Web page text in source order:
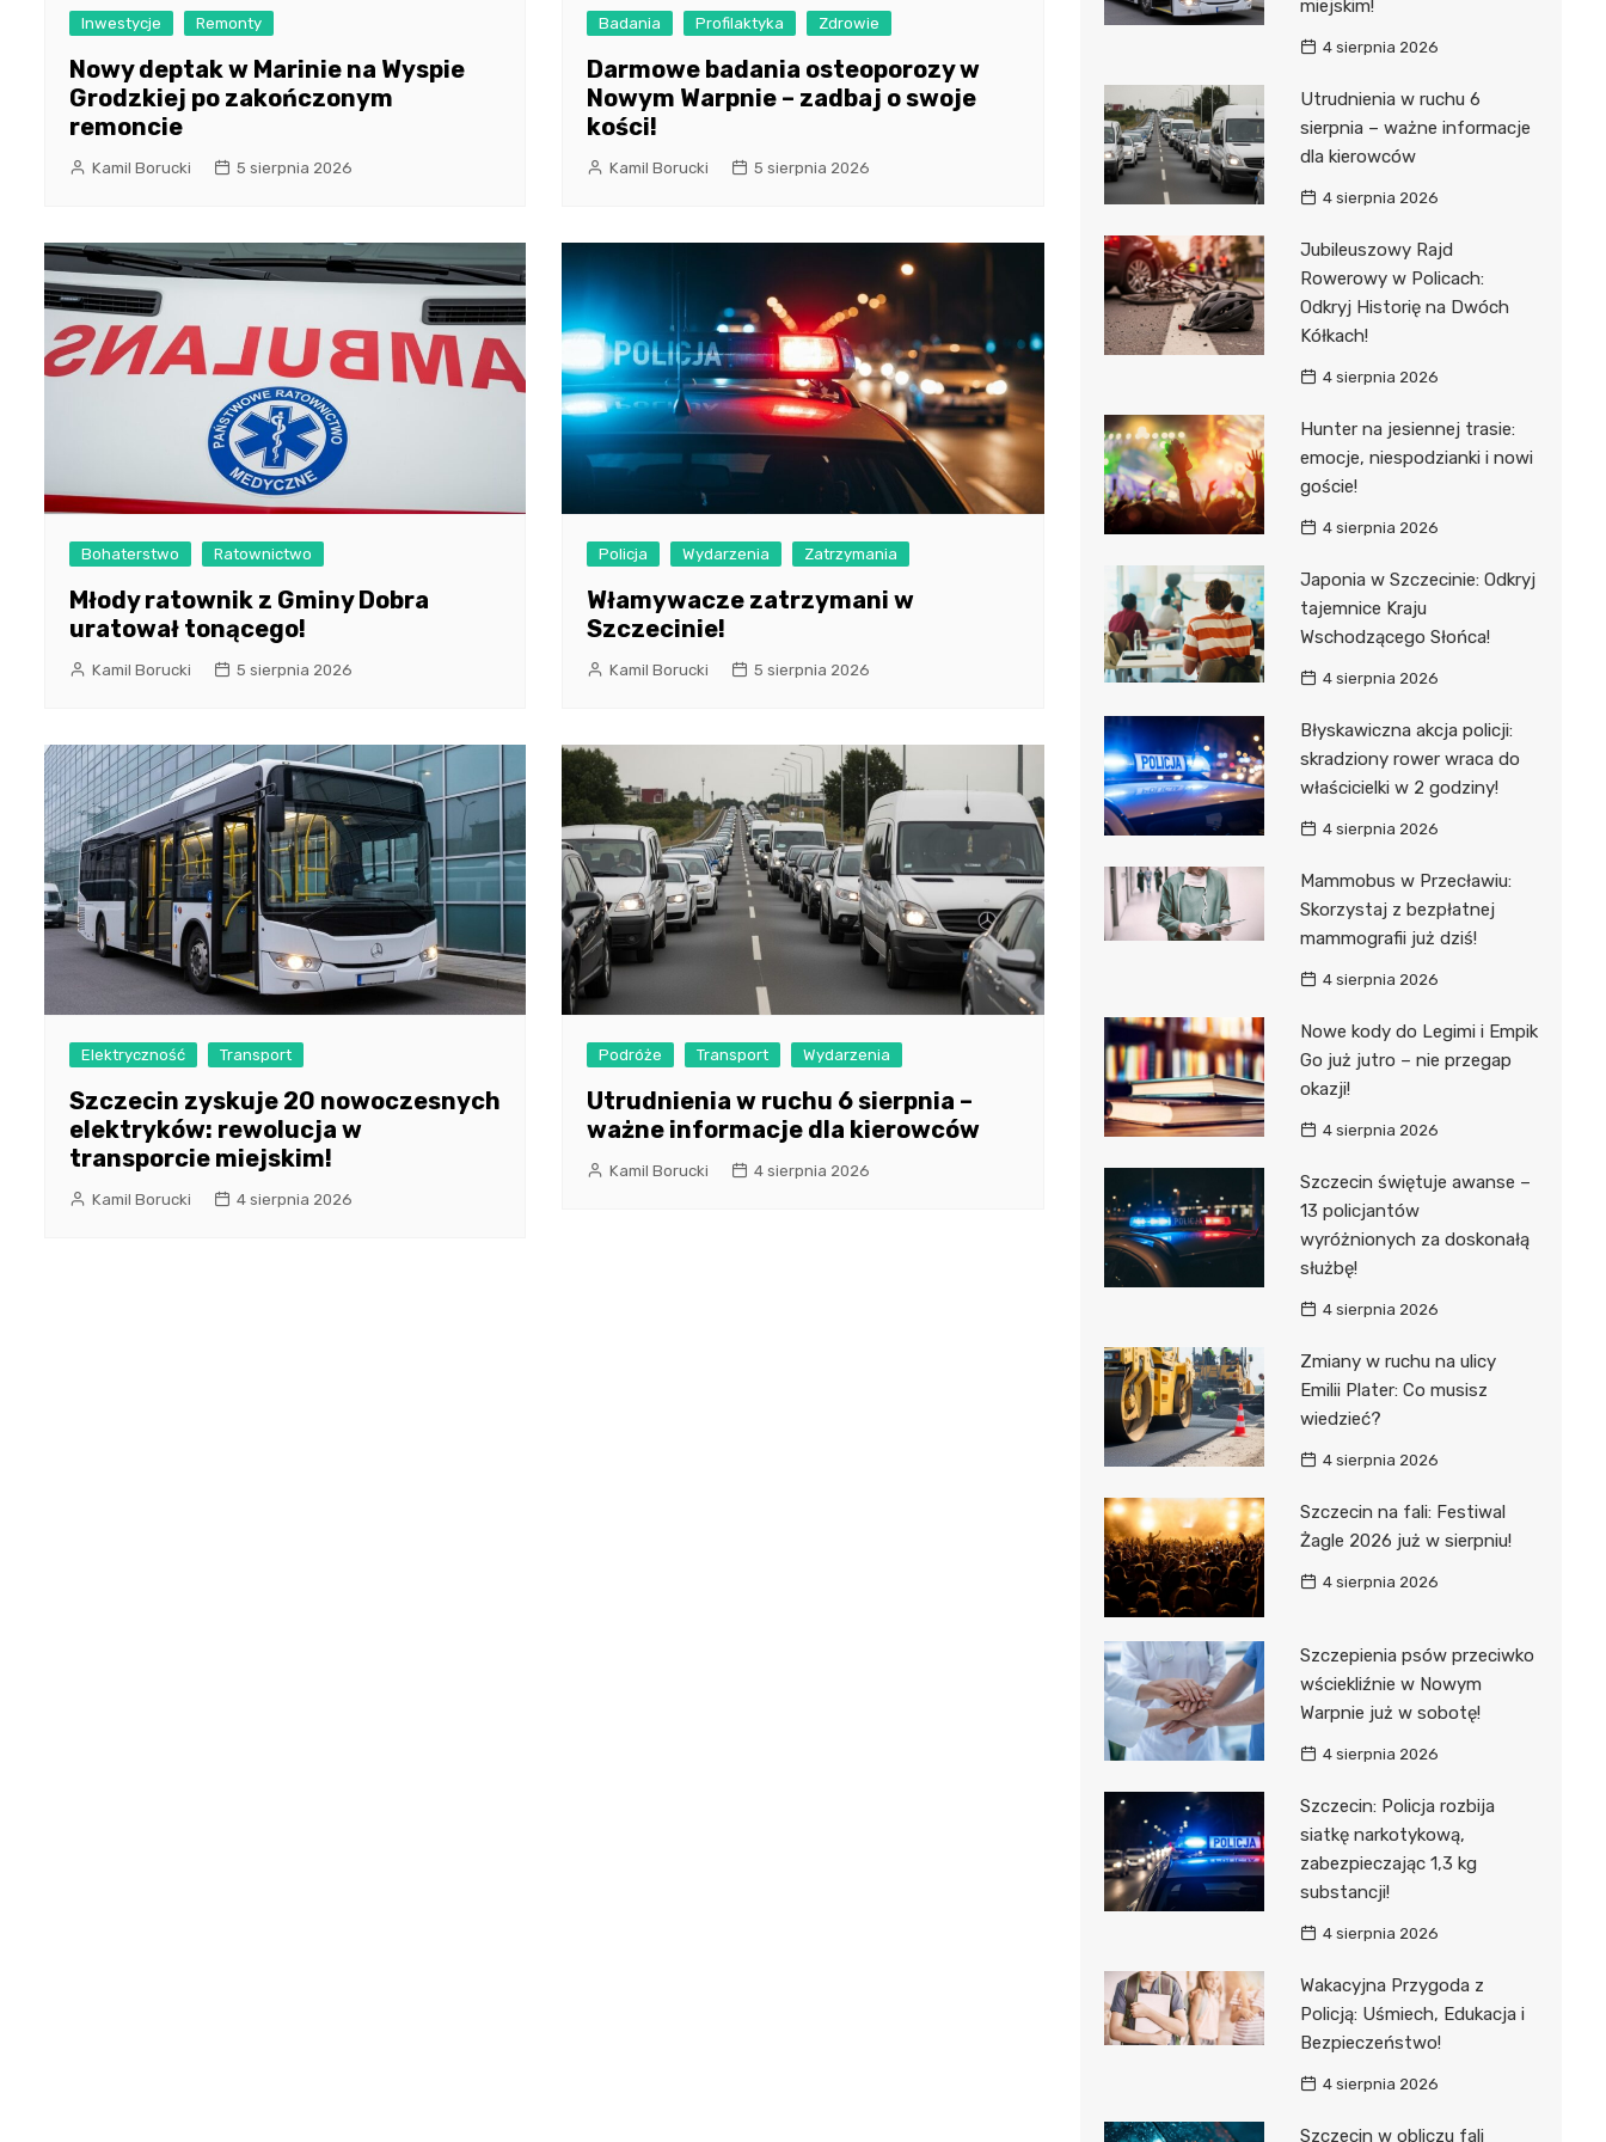
Inwestycje Remonty
Nowy deptak w Marinie na Wyspie
Grodzkiej po zakończonym
remoncie
Kamil Borucki 5 sierpnia 2026
Badania Profilaktyka Zdrowie
Darmowe badania osteoporozy w
Nowym Warpnie – zadbaj o swoje
kości!
Kamil Borucki 5 sierpnia 2026
Bohaterstwo Ratownictwo
Młody ratownik z Gminy Dobra
uratował tonącego!
Kamil Borucki 5 sierpnia 2026
Policja Wydarzenia Zatrzymania
Włamywacze zatrzymani w
Szczecinie!
Kamil Borucki 5 sierpnia 2026
Elektryczność Transport
Szczecin zyskuje 20 nowoczesnych
elektryków: rewolucja w
transporcie miejskim!
Kamil Borucki 4 sierpnia 2026
Podróże Transport Wydarzenia
Utrudnienia w ruchu 6 sierpnia –
ważne informacje dla kierowców
Kamil Borucki 4 sierpnia 2026
miejskim!
4 sierpnia 2026
Utrudnienia w ruchu 6
sierpnia – ważne informacje
dla kierowców
4 sierpnia 2026
Jubileuszowy Rajd
Rowerowy w Policach:
Odkryj Historię na Dwóch
Kółkach!
4 sierpnia 2026
Hunter na jesiennej trasie:
emocje, niespodzianki i nowi
goście!
4 sierpnia 2026
Japonia w Szczecinie: Odkryj
tajemnice Kraju
Wschodzącego Słońca!
4 sierpnia 2026
Błyskawiczna akcja policji:
skradziony rower wraca do
właścicielki w 2 godziny!
4 sierpnia 2026
Mammobus w Przecławiu:
Skorzystaj z bezpłatnej
mammografii już dziś!
4 sierpnia 2026
Nowe kody do Legimi i Empik
Go już jutro – nie przegap
okazji!
4 sierpnia 2026
Szczecin świętuje awanse –
13 policjantów
wyróżnionych za doskonałą
służbę!
4 sierpnia 2026
Zmiany w ruchu na ulicy
Emilii Plater: Co musisz
wiedzieć?
4 sierpnia 2026
Szczecin na fali: Festiwal
Żagle 2026 już w sierpniu!
4 sierpnia 2026
Szczepienia psów przeciwko
wściekliźnie w Nowym
Warpnie już w sobotę!
4 sierpnia 2026
Szczecin: Policja rozbija
siatkę narkotykową,
zabezpieczając 1,3 kg
substancji!
4 sierpnia 2026
Wakacyjna Przygoda z
Policją: Uśmiech, Edukacja i
Bezpieczeństwo!
4 sierpnia 2026
Szczecin w obliczu fali